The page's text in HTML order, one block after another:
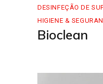
DESINFEÇÃO DE
HIGIENE &
Bioclean